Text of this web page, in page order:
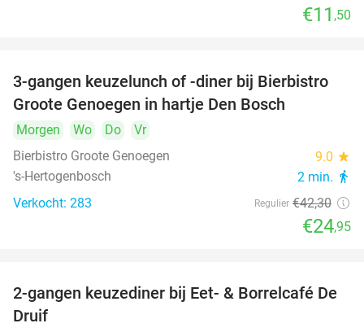
€11 ,50
41%
3-gangen keuzelunch of -diner bij Bierbistro
Groote Genoegen in hartje Den Bosch
Morgen Wo Do
Vr
Bierbistro Groote Genoegen
9.0 star
's-Hertogenbosch 2 min. directions_walk
Verkocht: 283 Regulier €42,30
€24,95
37%
2-gangen keuzediner bij Eet- & Borrelcafé De
Druif